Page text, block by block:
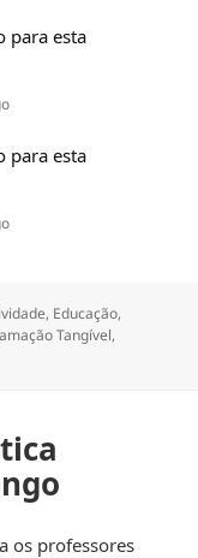
, Educação,
Tangível,
os professores